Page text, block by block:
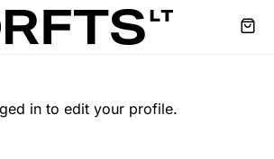
in to edit your profile.